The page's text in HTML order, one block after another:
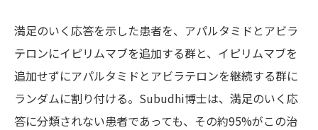
満足のいく応答を示した患者を、アパルタミドとアビラ
テロンにイピリムマブを追加する群と、イピリムマブを
追加せずにアパルタミドとアビラテロンを継続する群に
ランダムに割り付ける。Subudhi博士は、満足のいく応
答に分類されない患者であっても、その約95%がこの治